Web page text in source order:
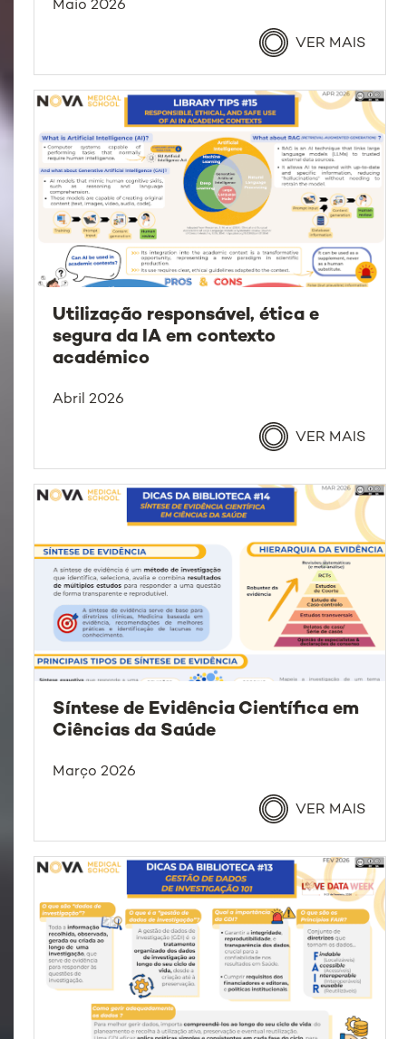
Maio 2026
VER MAIS
Utilização responsável, ética e
segura da IA em contexto
académico
Abril 2026
VER MAIS
Síntese de Evidência Científica em
Ciências da Saúde
Março 2026
VER MAIS